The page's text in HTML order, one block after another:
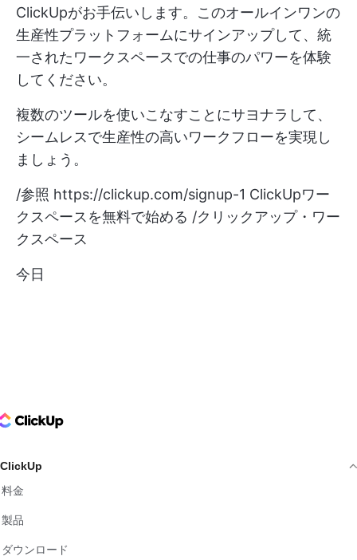
ClickUpがお手伝いします。このオールインワンの
生産性プラットフォームにサインアップして、統
一されたワークスペースでの仕事のパワーを体験
してください。
複数のツールを使いこなすことにサヨナラして、
シームレスで生産性の高いワークフローを実現し
ましょう。
/参照 https://clickup.com/signup-1 ClickUpワー
クスペースを無料で始める /クリックアップ・ワー
クスペース
今日
Logo
ClickUp
料金
製品
ダウンロード